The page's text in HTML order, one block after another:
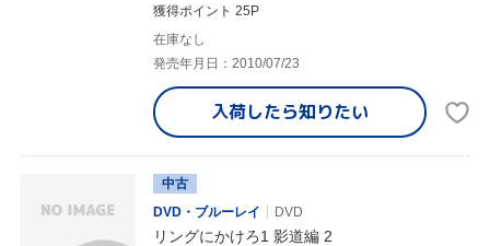
獲得ポイント 25P
在庫なし
発売年月日：2010/07/23
入荷したら知りたい
中古
DVD・ブルーレイ
DVD
リングにかけろ1 影道編 2